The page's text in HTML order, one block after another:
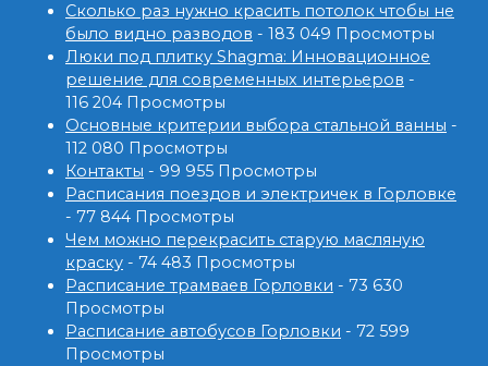
Сколько раз нужно красить потолок чтобы не
было видно разводов - 183 049 Просмотры
Люки под плитку Shagma: Инновационное
решение для современных интерьеров -
116 204 Просмотры
Основные критерии выбора стальной ванны -
112 080 Просмотры
Контакты - 99 955 Просмотры
Расписания поездов и электричек в Горловке
- 77 844 Просмотры
Чем можно перекрасить старую масляную
краску - 74 483 Просмотры
Расписание трамваев Горловки - 73 630
Просмотры
Расписание автобусов Горловки - 72 599
Просмотры